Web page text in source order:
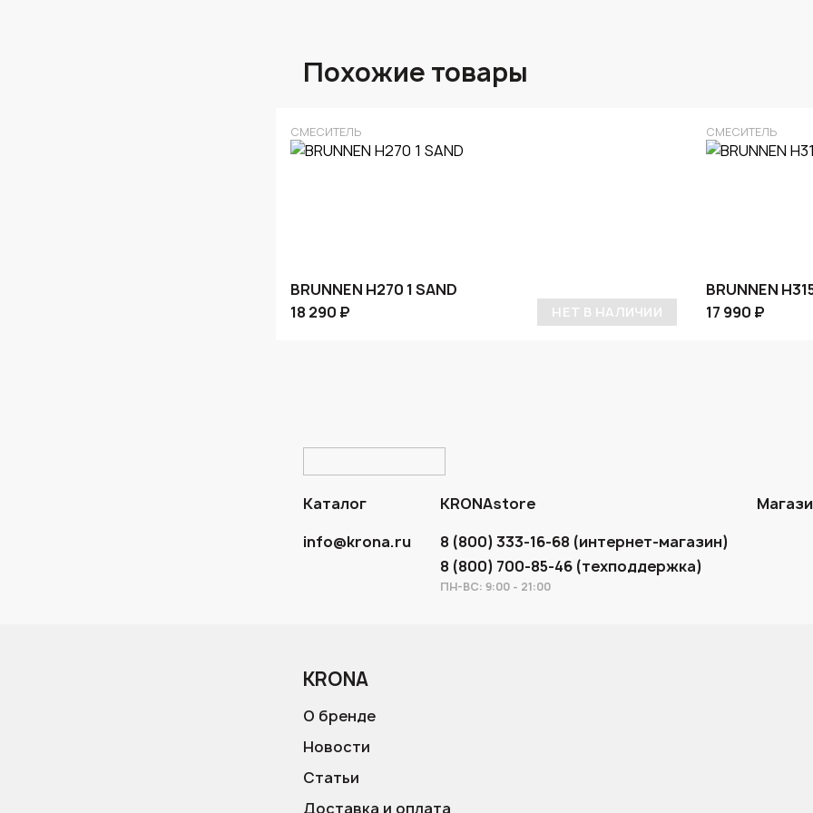
Похожие товары
СМЕСИТЕЛЬ
BRUNNEN H270 1 SAND
18 290 ₽
НЕТ В НАЛИЧИИ
СМЕСИТЕЛЬ
BRUNNEN
17 990 ₽
Каталог KRONAstore
info@krona.ru
8 (800) 333-16-68 (интернет-магазин)
8 (800) 700-85-46 (техподдержка)
ПН-ВС: 9:00 - 21:00
KRONA
О бренде
Новости
Статьи
Доставка и оплата